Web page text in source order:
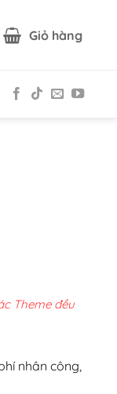
Giỏ hàng
Theme đều
nhân công,